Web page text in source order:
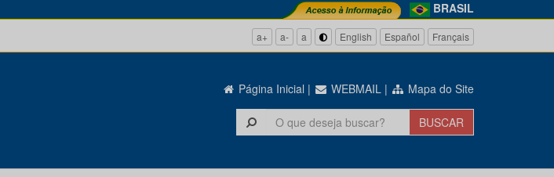
BRASIL
a+ a- a English Español Français
Página Inicial | WEBMAIL | Mapa do Site